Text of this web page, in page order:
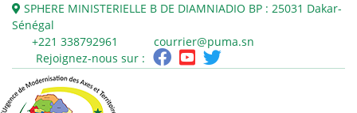
SPHERE MINISTERIELLE B DE DIAMNIADIO BP : 25031 Dakar-
Sénégal
+221 338792961
courrier@puma.sn
Rejoignez-nous sur :